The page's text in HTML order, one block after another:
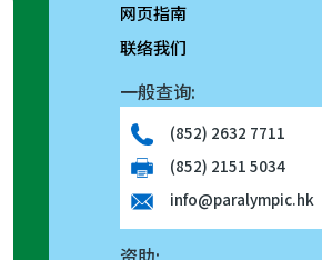
网页指南
联络我们
一般查询:
(852) 2632 7711
(852) 2151 5034
info@paralympic.hk